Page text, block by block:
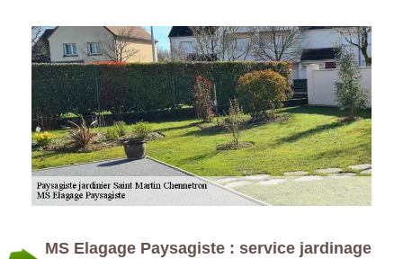
MS Elagage Paysagiste : service jardinage